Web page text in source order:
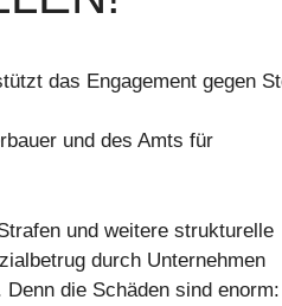
das Engagement gegen
und des Amts für
und weitere strukturelle
durch Unternehmen
die Schäden sind